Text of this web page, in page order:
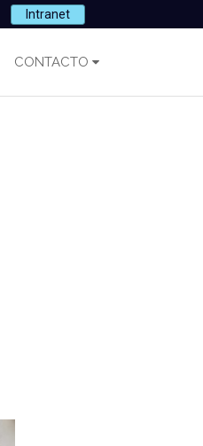
Intranet
CONTACTO